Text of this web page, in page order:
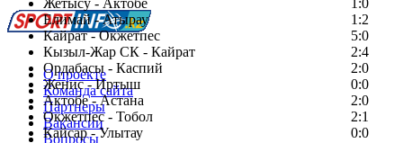
Жетысу - Актобе
1:0
Елимай - Атырау
1:2
Кайрат - Окжетпес
5:0
Кызыл-Жар СК - Кайрат
2:4
Ордабасы - Каспий
2:0
Женис - Иртыш
0:0
Актобе - Астана
2:0
Окжетпес - Тобол
2:1
Кайсар - Улытау
0:0
О проекте
Команда сайта
Партнеры
Вакансии
Вопросы